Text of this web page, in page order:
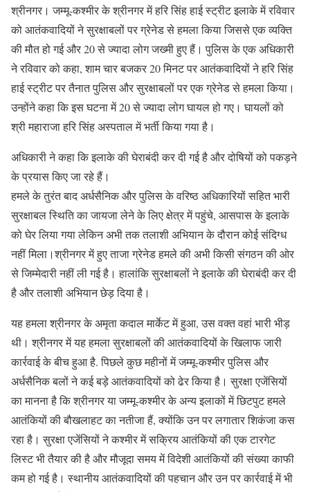
श्रीनगर। जम्मू-कश्मीर के श्रीनगर में हरि सिंह हाई स्ट्रीट इलाके में रविवार
को आतंकवादियों ने सुरक्षाबलों पर ग्रेनेड से हमला किया जिससे एक व्यक्ति
की मौत हो गई और 20 से ज्यादा लोग जख्मी हुए हैं। पुलिस के एक अधिकारी
ने रविवार को कहा, शाम चार बजकर 20 मिनट पर आतंकवादियों ने हरि सिंह
हाई स्ट्रीट पर तैनात पुलिस और सुरक्षाबलों पर एक ग्रेनेड से हमला किया।
उन्होंने कहा कि इस घटना में 20 से ज्यादा लोग घायल हो गए। घायलों को
श्री महाराजा हरि सिंह अस्पताल में भर्ती किया गया है।
अधिकारी ने कहा कि इलाके की घेराबंदी कर दी गई है और दोषियों को पकड़ने
के प्रयास किए जा रहे हैं।
हमले के तुरंत बाद अर्धसैनिक और पुलिस के वरिष्ठ अधिकारियों सहित भारी
सुरक्षाबल स्थिति का जायजा लेने के लिए क्षेत्र में पहुंचे, आसपास के इलाके
को घेर लिया गया लेकिन अभी तक तलाशी अभियान के दौरान कोई संदिग्ध
नहीं मिला।श्रीनगर में हुए ताजा ग्रेनेड हमले की अभी किसी संगठन की ओर
से जिम्मेदारी नहीं ली गई है। हालांकि सुरक्षाबलों ने इलाके की घेराबंदी कर दी
है और तलाशी अभियान छेड़ दिया है।
यह हमला श्रीनगर के अमृता कदाल मार्केट में हुआ, उस वक्त वहां भारी भीड़
थी। श्रीनगर में यह हमला सुरक्षाबलों की आतंकवादियों के खिलाफ जारी
कार्रवाई के बीच हुआ है. पिछले कुछ महीनों में जम्मू-कश्मीर पुलिस और
अर्धसैनिक बलों ने कई बड़े आतंकवादियों को ढेर किया है। सुरक्षा एजेंसियों
का मानना है कि श्रीनगर या जम्मू-कश्मीर के अन्य इलाकों में छिटपुट हमले
आतंकियों की बौखलाहट का नतीजा हैं, क्योंकि उन पर लगातार शिकंजा कस
रहा है। सुरक्षा एजेंसियों ने कश्मीर में सक्रिय आतंकियों की एक टारगेट
लिस्ट भी तैयार की है और मौजूदा समय में विदेशी आतंकियों की संख्या काफी
कम हो गई है। स्थानीय आतंकवादियों की पहचान और उन पर कार्रवाई में भी